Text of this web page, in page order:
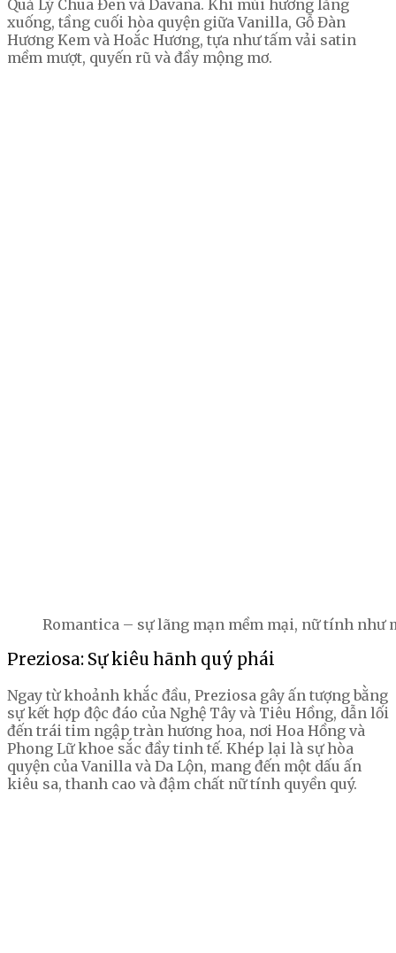
Quả Lý Chua Đen và Davana. Khi mùi hương lắng
xuống, tầng cuối hòa quyện giữa Vanilla, Gỗ Đàn
Hương Kem và Hoắc Hương, tựa như tấm vải satin
mềm mượt, quyến rũ và đầy mộng mơ.
Romantica – sự lãng mạn mềm mại, nữ tính như
Preziosa: Sự kiêu hãnh quý phái
Ngay từ khoảnh khắc đầu, Preziosa gây ấn tượng bằng
sự kết hợp độc đáo của Nghệ Tây và Tiêu Hồng, dẫn lối
đến trái tim ngập tràn hương hoa, nơi Hoa Hồng và
Phong Lữ khoe sắc đầy tinh tế. Khép lại là sự hòa
quyện của Vanilla và Da Lộn, mang đến một dấu ấn
kiêu sa, thanh cao và đậm chất nữ tính quyền quý.